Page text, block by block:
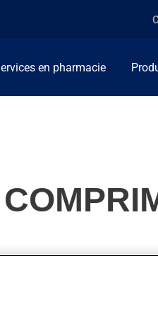
en pharmacie
indications. Lorsqu'utilisé